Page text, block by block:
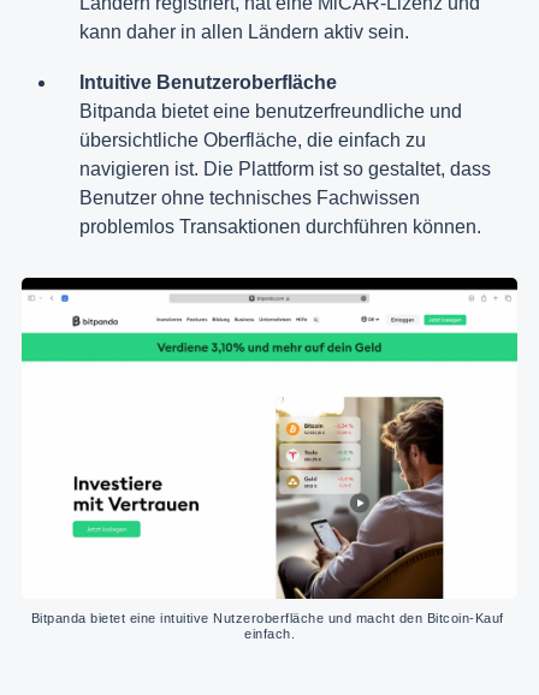
kann daher in allen Ländern aktiv sein.
Intuitive Benutzeroberfläche
Bitpanda bietet eine benutzerfreundliche und
übersichtliche Oberfläche, die einfach zu
navigieren ist. Die Plattform ist so gestaltet, dass
Benutzer ohne technisches Fachwissen
problemlos Transaktionen durchführen können.
Bitpanda bietet eine intuitive Nutzeroberfläche und macht den Bitcoin-Kauf
einfach.